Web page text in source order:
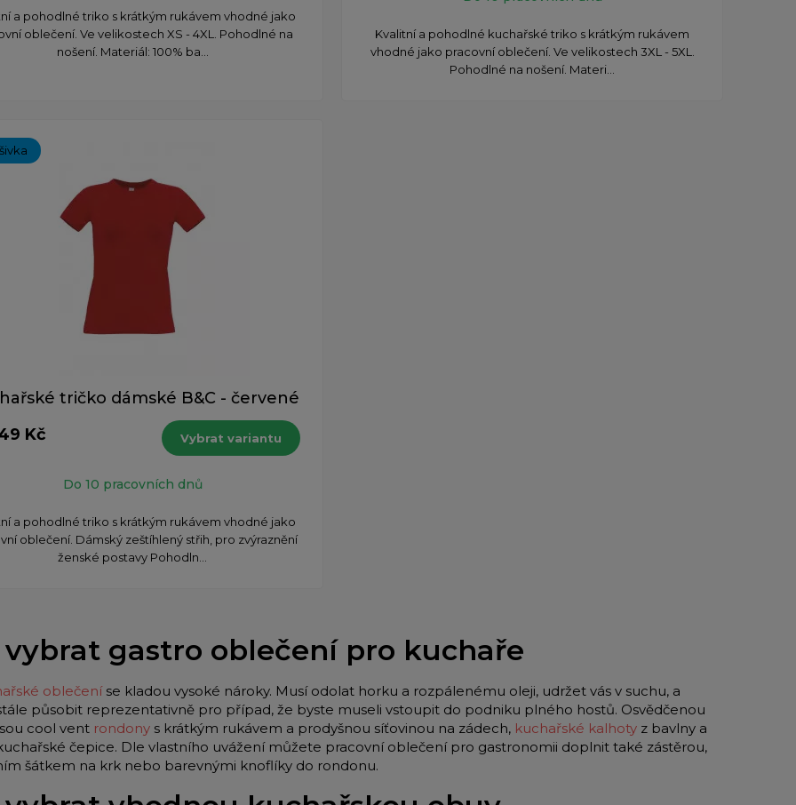
a pohodlné triko s krátkým rukávem vhodné jako
oblečení. Ve velikostech XS - 4XL. Pohodlné na
nošení. Materiál: 100% ba...
Kvalitní a pohodlné kuchařské triko s krátkým rukávem
vhodné jako pracovní oblečení. Ve velikostech 3XL - 5XL.
Pohodlné na nošení. Materi...
tričko dámské B&C - červené
Kč
Vybrat variantu
Do 10 pracovních dnů
a pohodlné triko s krátkým rukávem vhodné jako
oblečení. Dámský zeštíhlený střih, pro zvýraznění
ženské postavy Pohodln...
gastro oblečení pro kuchaře
oblečeníse kladou vysoké nároky. Musí odolat horku a rozpálenému oleji, udržet vás v suchu, a
působit reprezentativně pro případ, že byste museli vstoupit do podniku plného hostů. Osvědčenou
cool vent rondony s krátkým rukávem a prodyšnou síťovinou na zádech, kuchařské kalhoty z bavlny a
čepice. Dle vlastního uvážení můžete pracovní oblečení pro gastronomii doplnit také zástěrou,
šátkem na krk nebo barevnými knoflíky do rondonu.